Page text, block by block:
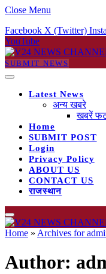
Close Menu
Facebook X (Twitter)
YouTube
SUBMIT NEWS
Latest News
अन्य खबरे
खबरें
Home
SUBMIT POST
Login
Privacy Policy
ABOUT US
CONTACT US
राजस्थान
Home » Archives for
Author: